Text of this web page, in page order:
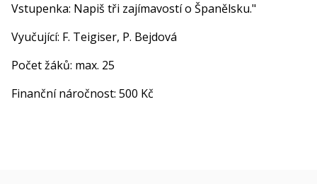
Vstupenka: Napiš tři zajímavostí o Španělsku."
Vyučující: F. Teigiser, P. Bejdová
Počet žáků: max. 25
Finanční náročnost: 500 Kč